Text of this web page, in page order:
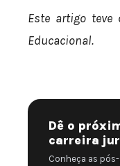
Este artigo teve
Educacional.
Dê o
carreira
Conheça as